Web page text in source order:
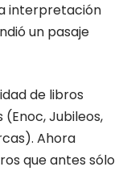
interpretación
un pasaje
de li­bros
Jubileos,
Ahora
que antes sólo